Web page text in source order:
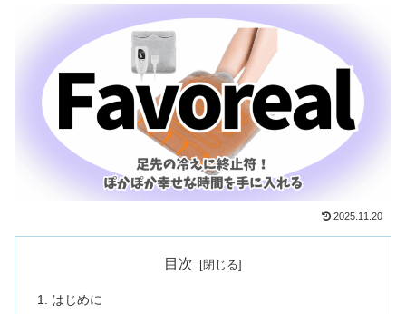
2025.11.20
目次
はじめに